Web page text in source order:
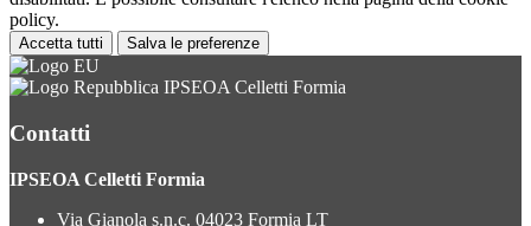
policy.
Accetta tutti Salva le preferenze
IPSEOA Celletti Formia
Contatti
IPSEOA Celletti Formia
Via Gianola s.n.c. 04023 Formia LT